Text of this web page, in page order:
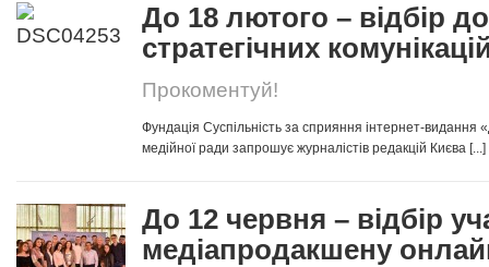
До 18 лютого – відбір
стратегічних
Прокоментуй!
Фундація Суспільність за сприяння інтернет-видання
медійної ради запрошує журналістів редакцій Києва [...]
До 12 червня – відбір
медіапродакшену